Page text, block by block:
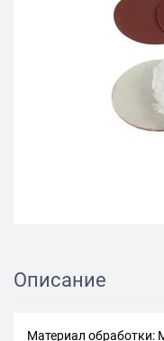
Описание
Материал обработки: